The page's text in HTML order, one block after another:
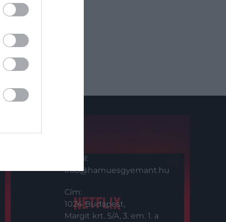
Email:
info@hamuesgyemant.hu
Cím:
1024 Budapest,
Margit krt. 5/A, 3. em. 1. a